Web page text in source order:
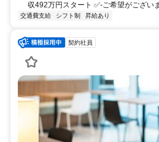
収492万円スタート ✅-ご希望がござい
交通費支給 シフト制 昇給あり
契約社員